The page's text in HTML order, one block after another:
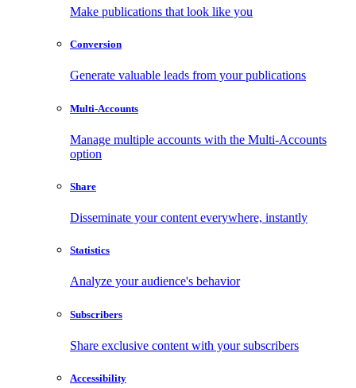
Make publications that look like you
Conversion
Generate valuable leads from your publications
Multi-Accounts
Manage multiple accounts with the Multi-Accounts
option
Share
Disseminate your content everywhere, instantly
Statistics
Analyze your audience's behavior
Subscribers
Share exclusive content with your subscribers
Accessibility